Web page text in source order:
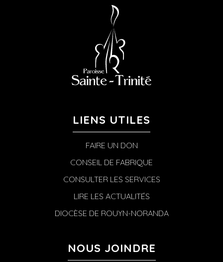
LIENS UTILES
FAIRE UN DON
CONSEIL DE FABRIQUE
CONSULTER LES SERVICES
LIRE LES ACTUALITÉS
DIOCÈSE DE ROUYN-NORANDA
NOUS JOINDRE